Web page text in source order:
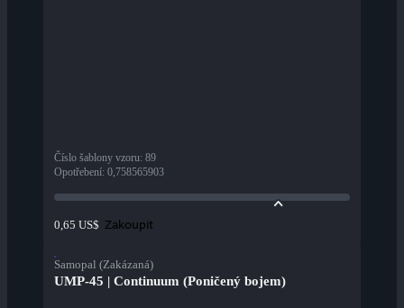
Číslo šablony vzoru: 89
Opotřebení: 0,758565903
0,65 US$ Zakoupit
Samopal (Zakázaná)
UMP-45 | Continuum (Poničený bojem)